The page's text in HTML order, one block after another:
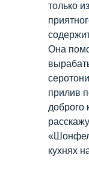
только
Она
прилив
доброго
кухнях